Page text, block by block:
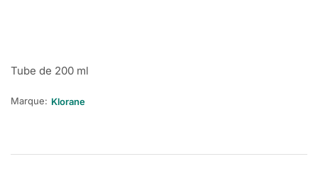
Tube de 200 ml
Marque: Klorane